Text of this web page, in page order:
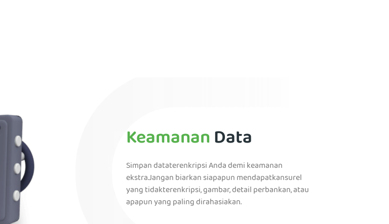
KeamananData
Simpan dataterenkripsi Anda demi keamanan
ekstra.Jangan biarkan siapapun mendapatkansurel
yang tidakterenkripsi, gambar, detail perbankan, atau
apapun yang paling dirahasiakan.